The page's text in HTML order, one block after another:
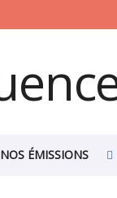
NOS ÉMISSIONS